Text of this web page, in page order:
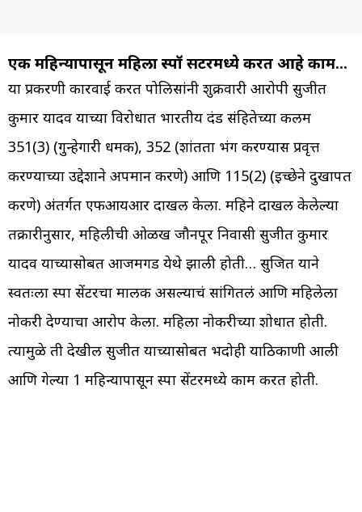
एक महिन्यापासून महिला स्पॉ सेंटरमध्ये करत आहे काम…
या प्रकरणी कारवाई करत पोलिसांनी शुक्रवारी आरोपी सुजीत
कुमार यादव याच्या विरोधात भारतीय दंड संहितेच्या कलम
351(3) (गुन्हेगारी धमकी), 352 (शांतता भंग करण्यास प्रवृत्त
करण्याच्या उद्देशाने अपमान करणे) आणि 115(2) (इच्छेने दुखापत
करणे) अंतर्गत एफआयआर दाखल केला. महिने दाखल केलेल्या
तक्रारीनुसार, महिलीची ओळख जौनपूर निवासी सुजीत कुमार
यादव याच्यासोबत आजमगड येथे झाली होती… सुजित याने
स्वतःला स्पा सेंटरचा मालक असल्याचं सांगितलं आणि महिलेला
नोकरी देण्याचा आरोप केला. महिला नोकरीच्या शोधात होती.
त्यामुळे ती देखील सुजीत याच्यासोबत भदोही याठिकाणी आली
आणि गेल्या 1 महिन्यापासून स्पा सेंटरमध्ये काम करत होती.